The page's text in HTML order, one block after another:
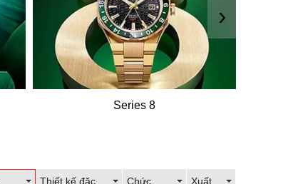
Series 8
›
Thiết kế đặc
Chức
Xuất